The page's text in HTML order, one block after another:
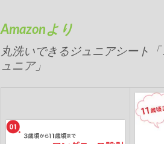
Amazonより
丸洗いできるジュニアシート
ュニア」